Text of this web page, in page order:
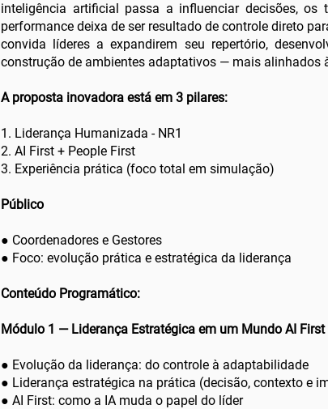
inteligência artificial passa a influenciar decisões,
performance deixa de ser resultado de controle direto
convida líderes a expandirem seu repertório,
construção de ambientes adaptativos — mais alinhados
A proposta inovadora está em 3 pilares:
1. Liderança Humanizada - NR1
2. AI First + People First
3. Experiência prática (foco total em simulação)
Público
● Coordenadores e Gestores
● Foco: evolução prática e estratégica da liderança
Conteúdo Programático:
Módulo 1 — Liderança Estratégica em um Mundo AI First
● Evolução da liderança: do controle à adaptabilidade
● Liderança estratégica na prática (decisão, contexto e
● AI First: como a IA muda o papel do líder